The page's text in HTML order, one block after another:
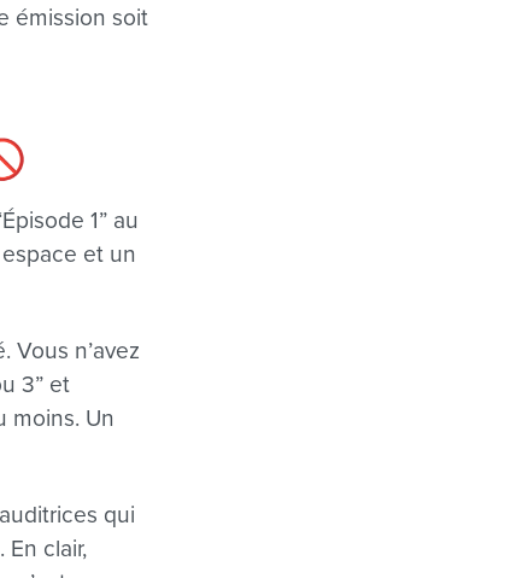
émission soit
1” au
et un
n’avez
3” et
moins. Un
qui
clair,